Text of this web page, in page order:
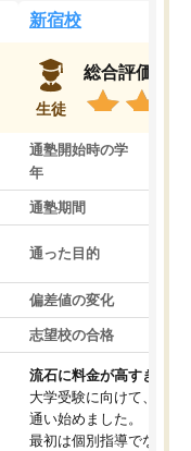
新宿校
生徒
総合評価
通塾開始時の学
年
通塾期間
通った目的
偏差値の変化
志望校の合格
流石に料金が高すぎる
大学受験に向けて、高2
通い始めました。
最初は個別指導でなく、